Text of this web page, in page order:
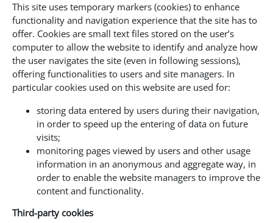
This site uses temporary markers (cookies) to enhance
functionality and navigation experience that the site has to
offer. Cookies are small text files stored on the user’s
computer to allow the website to identify and analyze how
the user navigates the site (even in following sessions),
offering functionalities to users and site managers. In
particular cookies used on this website are used for:
storing data entered by users during their navigation,
in order to speed up the entering of data on future
visits;
monitoring pages viewed by users and other usage
information in an anonymous and aggregate way, in
order to enable the website managers to improve the
content and functionality.
Third-party cookies